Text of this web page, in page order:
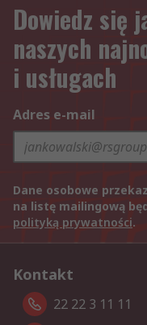
Dowiedz się
naszych
i usługach
Adres e-mail
Dane osobowe
na listę mailingową
polityką prywatności.
Kontakt
22 22 3 11 11